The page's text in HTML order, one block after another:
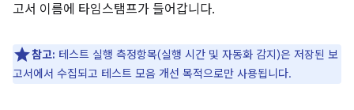
고서 이름에 타임스탬프가 들어갑니다.
참고: 테스트 실행 측정항목(실행 시간 및 자동화 감지)은 저장된 보
고서에서 수집되고 테스트 모음 개선 목적으로만 사용됩니다.